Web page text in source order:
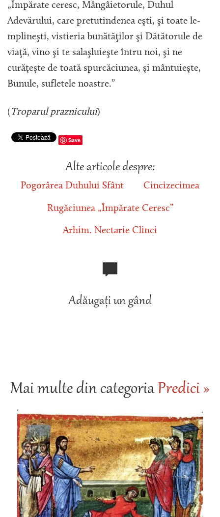
„Împărate ceresc, Mângâietorule, Duhul
Adevărului, care pretutindenea eşti, şi toate le-
mplineşti, vistieria bunătăţilor şi Dătătorule de
viaţă, vino şi te salaşluieşte întru noi, şi ne
curăţeşte de toată spurcăciunea, şi mântuieşte,
Bunule, sufletele noastre.”
( Troparul praznicului)
Save
Alte articole despre:
Pogorârea Duhului Sfânt Cincizecimea
Rugăciunea „Împărate Ceresc”
Arhim. Nectarie Clinci
Adăugați un gând
Mai multe din categoriaPredici »